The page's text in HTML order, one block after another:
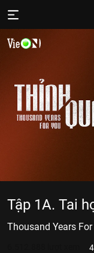
Tập 1A. Tai
Thousand Years For